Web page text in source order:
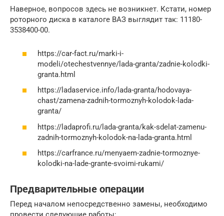
Наверное, вопросов здесь не возникнет. Кстати, номер
роторного диска в каталоге ВАЗ выглядит так: 11180-
3538400-00.
https://car-fact.ru/marki-i-
modeli/otechestvennye/lada-granta/zadnie-kolodki-
granta.html
https://ladaservice.info/lada-granta/hodovaya-
chast/zamena-zadnih-tormoznyh-kolodok-lada-
granta/
https://ladaprofi.ru/lada-granta/kak-sdelat-zamenu-
zadnih-tormoznyh-kolodok-na-lada-granta.html
https://carfrance.ru/menyaem-zadnie-tormoznye-
kolodki-na-lade-grante-svoimi-rukami/
Предварительные операции
Перед началом непосредственно замены, необходимо